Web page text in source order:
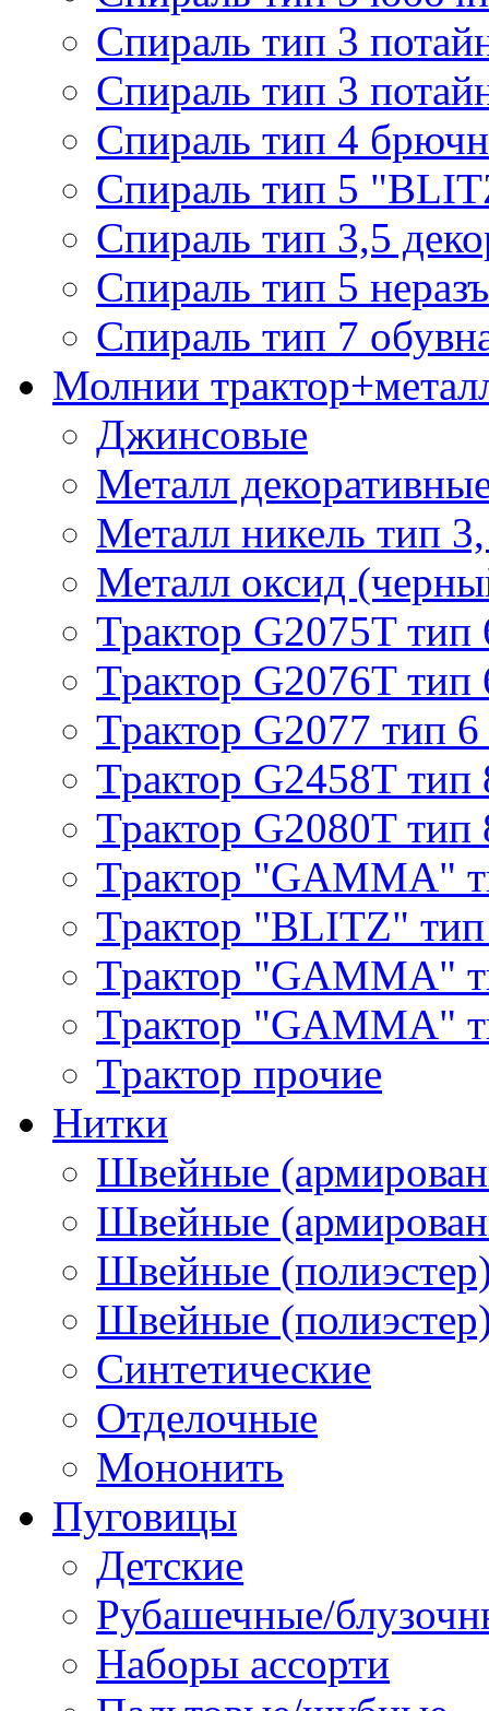
Спираль тип 3
Спираль тип 3
Спираль тип 4
Спираль тип 5
Спираль тип 3,5
Спираль тип 5
Спираль тип 7
Молнии
Джинсовые
Металл
Металл никель тип
Металл оксид
Трактор G2075T тип
Трактор G2076T тип
Трактор G2077 тип 6
Трактор G2458T тип
Трактор G2080T тип
Трактор "GAMMA"
Трактор "BLITZ"
Трактор "GAMMA"
Трактор "GAMMA"
Трактор прочие
Нитки
Швейные
Швейные
Швейные
Швейные
Синтетические
Отделочные
Мононить
Пуговицы
Детские
Рубашечные/
Наборы ассорти